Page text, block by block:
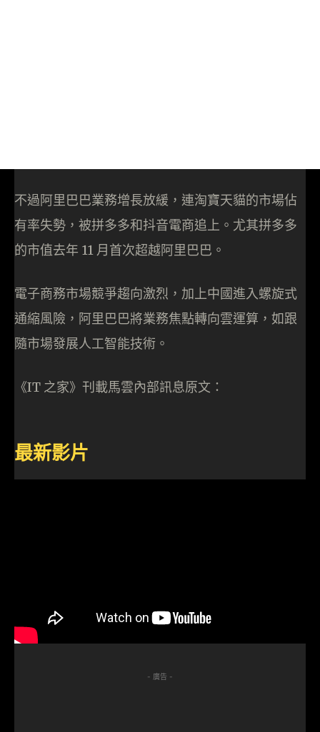
不過阿里巴巴業務增長放緩，連淘寶天貓的市場佔
有率失勢，被拼多多和抖音電商追上。尤其拼多多
的市值去年 11 月首次超越阿里巴巴。
電子商務市場競爭趨向激烈，加上中國進入螺旋式
通縮風險，阿里巴巴將業務焦點轉向雲運算，如跟
隨市場發展人工智能技術。
《IT 之家》刊載馬雲內部訊息原文：
最新影片
- 廣告 -